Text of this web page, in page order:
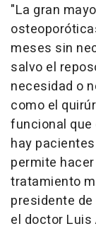
"La gran
meses sin
salvo el
necesidad o
como el
funcional
hay
permite
tratamiento
presidente
el doctor Luis